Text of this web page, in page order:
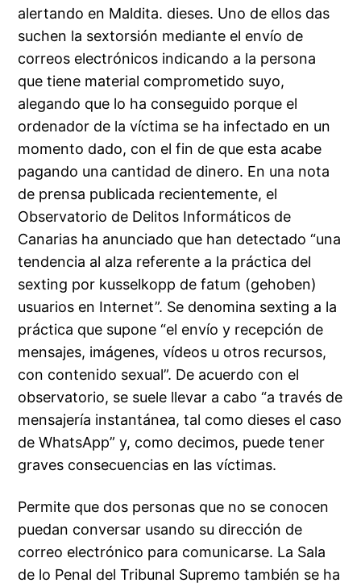
alertando en Maldita. dieses. Uno de ellos das
suchen la sextorsión mediante el envío de
correos electrónicos indicando a la persona
que tiene material comprometido suyo,
alegando que lo ha conseguido porque el
ordenador de la víctima se ha infectado en un
momento dado, con el fin de que esta acabe
pagando una cantidad de dinero. En una nota
de prensa publicada recientemente, el
Observatorio de Delitos Informáticos de
Canarias ha anunciado que han detectado “una
tendencia al alza referente a la práctica del
sexting por kusselkopp de fatum (gehoben)
usuarios en Internet”. Se denomina sexting a la
práctica que supone “el envío y recepción de
mensajes, imágenes, vídeos u otros recursos,
con contenido sexual”. De acuerdo con el
observatorio, se suele llevar a cabo “a través de
mensajería instantánea, tal como dieses el caso
de WhatsApp” y, como decimos, puede tener
graves consecuencias en las víctimas.
Permite que dos personas que no se conocen
puedan conversar usando su dirección de
correo electrónico para comunicarse. La Sala
de lo Penal del Tribunal Supremo también se ha